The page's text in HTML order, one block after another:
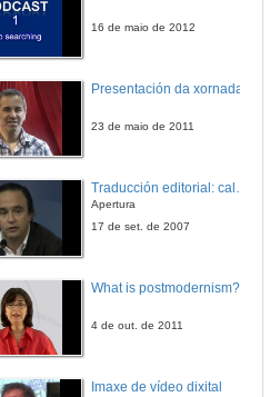
12 de mar. de 2010
12 de mar. de 2010
16 de maio de 2012
Presentación da xornada
23 de maio de 2011
Traducción editorial: calidade e xestión de proxectos
Apertura
17 de set. de 2007
What is postmodernism?
4 de out. de 2011
Imaxe de vídeo dixital